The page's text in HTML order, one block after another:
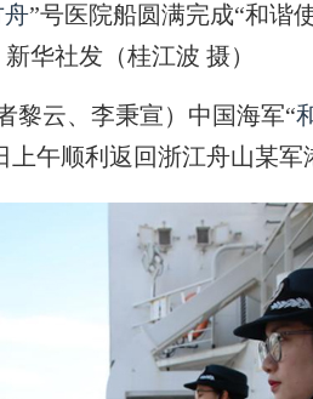
舟”号医院船圆满完成“和谐
华社发（桂江波 摄）
云、李秉宣）中国海军“
上午顺利返回浙江舟山某军